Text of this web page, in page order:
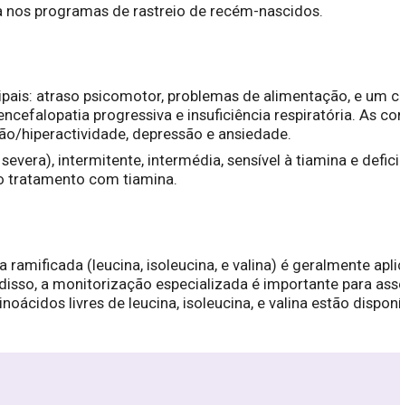
programas de rastreio de recém-nascidos.
atraso psicomotor, problemas de alimentação, e um
progressiva e insuficiência respiratória. As
hiperactividade, depressão e ansiedade.
intermitente, intermédia, sensível à tiamina e
tratamento com tiamina.
(leucina, isoleucina, e valina) é geralmente
a monitorização especializada é importante para
livres de leucina, isoleucina, e valina estão